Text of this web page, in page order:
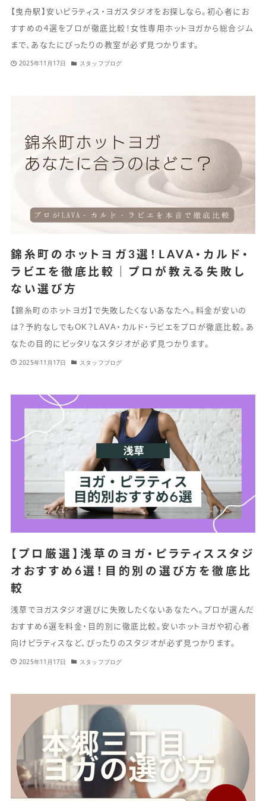
【曳舟駅】安いピラティス・ヨガスタジオをお探しなら。初心者にお
すすめの4選をプロが徹底比較！女性専用ホットヨガから総合ジム
まで、あなたにぴったりの教室が必ず見つかります。
2025年11月17日 スタッフブログ
錦糸町のホットヨガ3選！LAVA・カルド・
ラビエを徹底比較｜プロが教える失敗し
ない選び方
【錦糸町のホットヨガ】で失敗したくないあなたへ。料金が安いの
は？予約なしでもOK？LAVA・カルド・ラビエをプロが徹底比較。あ
なたの目的にピッタリなスタジオが必ず見つかります。
2025年11月17日 スタッフブログ
【プロ厳選】浅草のヨガ・ピラティススタジ
オおすすめ6選！目的別の選び方を徹底比
較
浅草でヨガスタジオ選びに失敗したくないあなたへ。プロが選んだ
おすすめ6選を料金・目的別に徹底比較。安いホットヨガや初心者
向けピラティスなど、ぴったりのスタジオが必ず見つかります。
2025年11月17日 スタッフブログ